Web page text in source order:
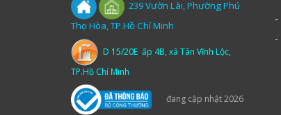
239Vườn Lài,Phường Phú
Thọ Hòa, TP.Hồ Chí Minh
D 15/20E ấp 4B, xã Tân Vĩnh Lộc,
TP.Hồ Chí Minh
đang cập nhật 2026
-
-